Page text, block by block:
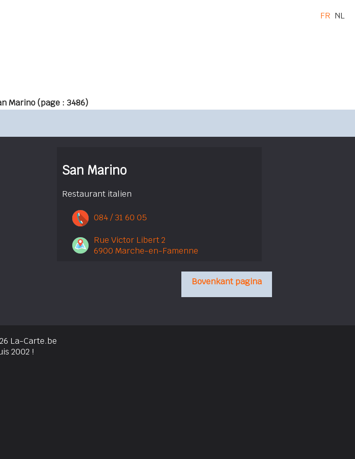
Marino(page : 3486)
FR NL
San Marino
Restaurant italien
084 / 31 60 05
Rue Victor Libert 2
6900 Marche-en-Famenne
Bovenkant pagina
La-Carte.be
2002 !